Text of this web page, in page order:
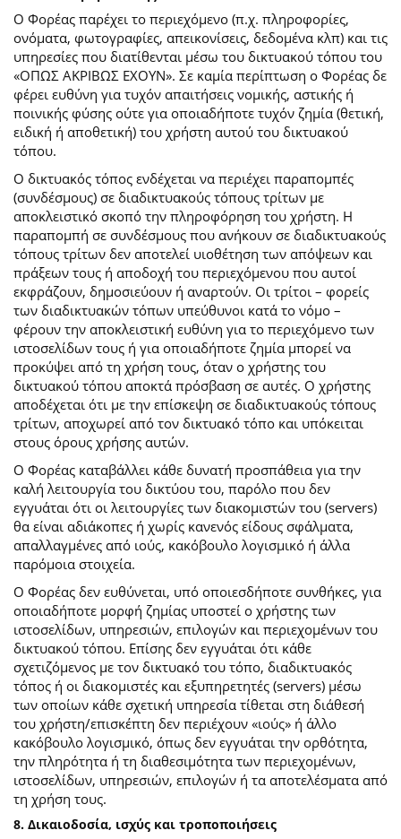
Ο Φορέας παρέχει το περιεχόμενο (π.χ. πληροφορίες,
ονόματα, φωτογραφίες, απεικονίσεις, δεδομένα κλπ) και τις
υπηρεσίες που διατίθενται μέσω του δικτυακού τόπου του
«ΟΠΩΣ ΑΚΡΙΒΩΣ ΕΧΟΥΝ». Σε καμία περίπτωση ο Φορέας δε
φέρει ευθύνη για τυχόν απαιτήσεις νομικής, αστικής ή
ποινικής φύσης ούτε για οποιαδήποτε τυχόν ζημία (θετική,
ειδική ή αποθετική) του χρήστη αυτού του δικτυακού
τόπου.
O δικτυακός τόπος ενδέχεται να περιέχει παραπομπές
(συνδέσμους) σε διαδικτυακούς τόπους τρίτων με
αποκλειστικό σκοπό την πληροφόρηση του χρήστη. Η
παραπομπή σε συνδέσμους που ανήκουν σε διαδικτυακούς
τόπους τρίτων δεν αποτελεί υιοθέτηση των απόψεων και
πράξεων τους ή αποδοχή του περιεχόμενου που αυτοί
εκφράζουν, δημοσιεύουν ή αναρτούν. Οι τρίτοι – φορείς
των διαδικτυακών τόπων υπεύθυνοι κατά το νόμο –
φέρουν την αποκλειστική ευθύνη για το περιεχόμενο των
ιστοσελίδων τους ή για οποιαδήποτε ζημία μπορεί να
προκύψει από τη χρήση τους, όταν ο χρήστης του
δικτυακού τόπου αποκτά πρόσβαση σε αυτές. Ο χρήστης
αποδέχεται ότι με την επίσκεψη σε διαδικτυακούς τόπους
τρίτων, αποχωρεί από τον δικτυακό τόπο και υπόκειται
στους όρους χρήσης αυτών.
Ο Φορέας καταβάλλει κάθε δυνατή προσπάθεια για την
καλή λειτουργία του δικτύου του, παρόλο που δεν
εγγυάται ότι οι λειτουργίες των διακομιστών του (servers)
θα είναι αδιάκοπες ή χωρίς κανενός είδους σφάλματα,
απαλλαγμένες από ιούς, κακόβουλο λογισμικό ή άλλα
παρόμοια στοιχεία.
Ο Φορέας δεν ευθύνεται, υπό οποιεσδήποτε συνθήκες, για
οποιαδήποτε μορφή ζημίας υποστεί ο χρήστης των
ιστοσελίδων, υπηρεσιών, επιλογών και περιεχομένων του
δικτυακού τόπου. Επίσης δεν εγγυάται ότι κάθε
σχετιζόμενος με τον δικτυακό του τόπο, διαδικτυακός
τόπος ή οι διακομιστές και εξυπηρετητές (servers) μέσω
των οποίων κάθε σχετική υπηρεσία τίθεται στη διάθεσή
του χρήστη/επισκέπτη δεν περιέχουν «ιούς» ή άλλο
κακόβουλο λογισμικό, όπως δεν εγγυάται την ορθότητα,
την πληρότητα ή τη διαθεσιμότητα των περιεχομένων,
ιστοσελίδων, υπηρεσιών, επιλογών ή τα αποτελέσματα από
τη χρήση τους.
8. Δικαιοδοσία, ισχύς και τροποποιήσεις